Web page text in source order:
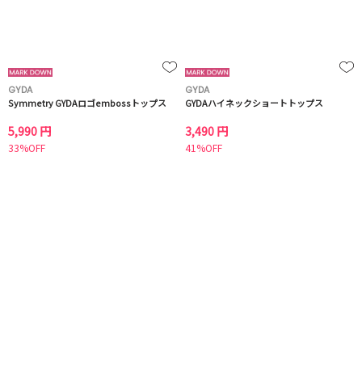
GYDA
Symmetry GYDAロゴembossトップス
5,990 円
33%OFF
GYDA
GYDAハイネックショートトップス
3,490 円
41%OFF